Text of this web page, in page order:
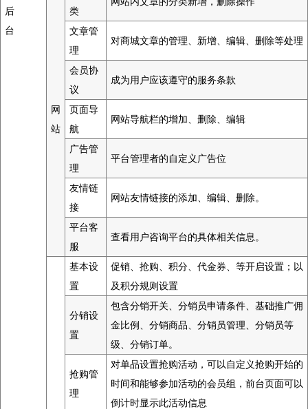
后
台
网
站
类
文章管
理
对商城文章的管理、新增、编辑、删除等处理
会员协
议
成为用户应该遵守的服务条款
页面导
航
网站导航栏的增加、删除、编辑
广告管
理
平台管理者的自定义广告位
友情链
接
网站友情链接的添加、编辑、删除。
平台客
服
查看用户咨询平台的具体相关信息。
基本设
置
促销、抢购、积分、代金券、等开启设置；以
及积分规则设置
分销设
置
包含分销开关、分销员申请条件、基础推广佣
金比例、分销商品、分销员管理、分销员等
级、分销订单。
抢购管
理
对单品设置抢购活动，可以自定义抢购开始的
时间和能够参加活动的会员组，前台页面可以
倒计时显示此活动信息